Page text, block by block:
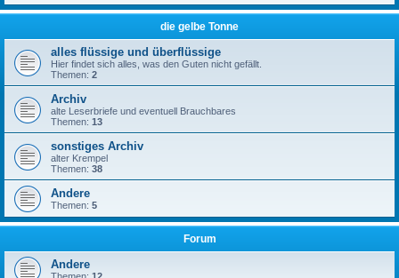
die gelbe Tonne
alles flüssige und überflüssige
Hier findet sich alles, was den Guten nicht gefällt.
Themen: 2
Archiv
alte Leserbriefe und eventuell Brauchbares
Themen: 13
sonstiges Archiv
alter Krempel
Themen: 38
Andere
Themen: 5
Forum
Andere